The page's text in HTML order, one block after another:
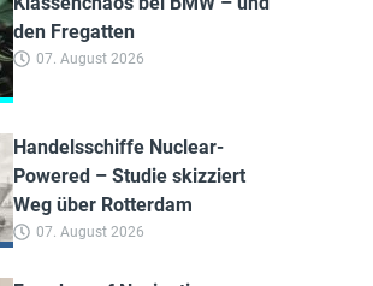
den Fregatten
07. August 2026
Handelsschiffe Nuclear-
Powered – Studie skizziert
Weg über Rotterdam
07. August 2026